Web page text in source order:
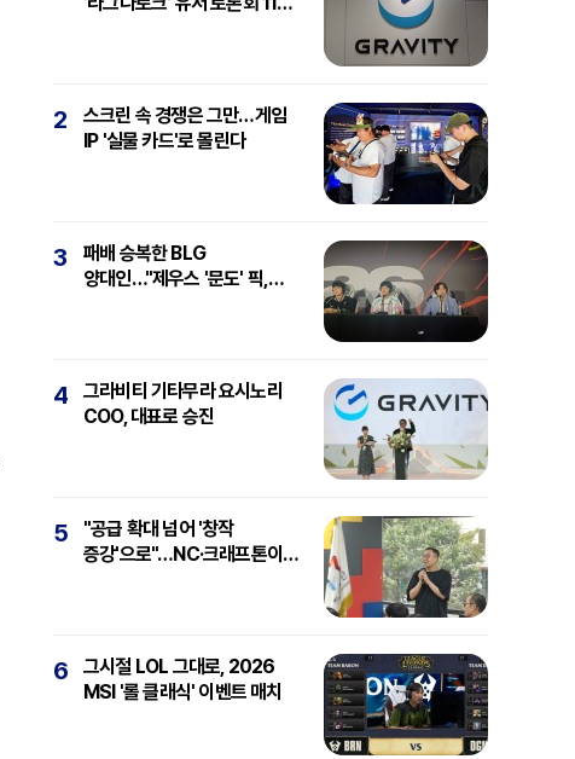
2
스크린 속 경쟁은 그만…게임
IP '실물 카드'로 몰린다
3
패배 승복한 BLG
양대인…"제우스 '문도' 픽,
4
그라비티 기타무라 요시노리
COO, 대표로 승진
5
"공급 확대 넘어 '창작
증강'으로"…NC·크래프톤이
6
그시절 LOL 그대로, 2026
MSI '롤 클래식' 이벤트 매치